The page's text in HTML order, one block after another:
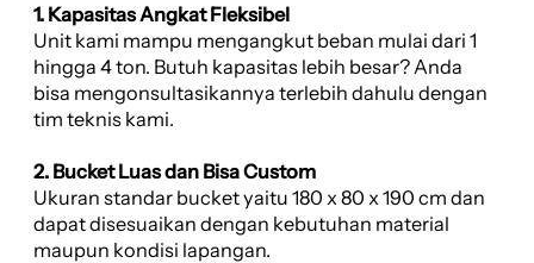
1. Kapasitas Angkat Fleksibel
Unit kami mampu mengangkut beban mulai dari 1
hingga 4 ton. Butuh kapasitas lebih besar? Anda
bisa mengonsultasikannya terlebih dahulu dengan
tim teknis kami.
2. Bucket Luas dan Bisa Custom
Ukuran standar bucket yaitu 180 x 80 x 190 cm dan
dapat disesuaikan dengan kebutuhan material
maupun kondisi lapangan.